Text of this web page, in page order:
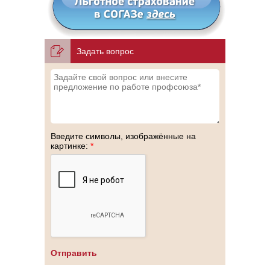
Задать вопрос
Введите символы, изображённые на
картинке: *